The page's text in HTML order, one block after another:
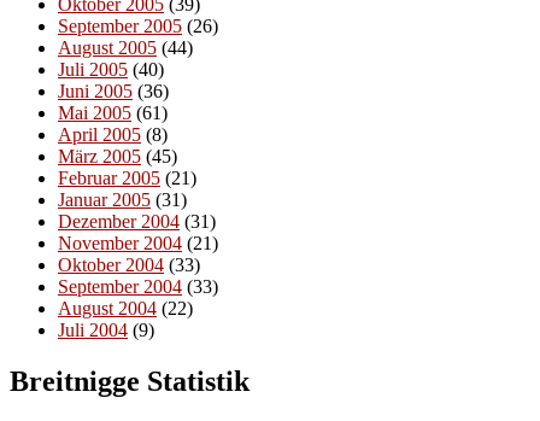
Oktober 2005 (39)
September 2005 (26)
August 2005 (44)
Juli 2005 (40)
Juni 2005 (36)
Mai 2005 (61)
April 2005 (8)
März 2005 (45)
Februar 2005 (21)
Januar 2005 (31)
Dezember 2004 (31)
November 2004 (21)
Oktober 2004 (33)
September 2004 (33)
August 2004 (22)
Juli 2004 (9)
Breitnigge Statistik